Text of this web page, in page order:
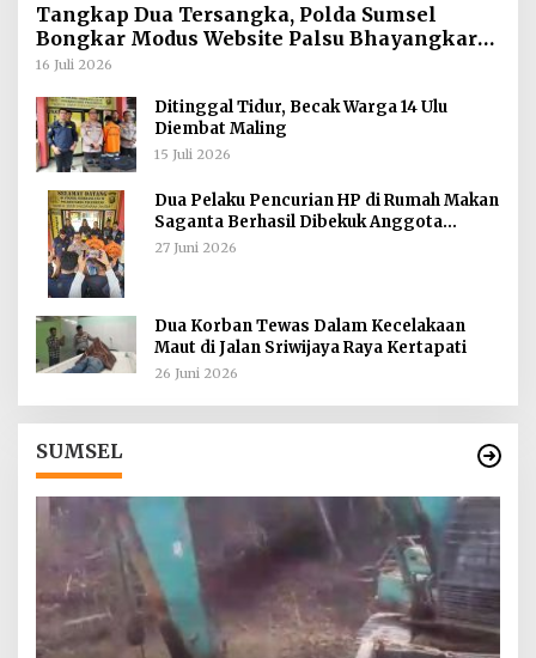
Tangkap Dua Tersangka, Polda Sumsel
Bongkar Modus Website Palsu Bhayangkara
Run
16 Juli 2026
Ditinggal Tidur, Becak Warga 14 Ulu
Diembat Maling
15 Juli 2026
Dua Pelaku Pencurian HP di Rumah Makan
Saganta Berhasil Dibekuk Anggota
Polsekta SU II Palembang !!
27 Juni 2026
Dua Korban Tewas Dalam Kecelakaan
Maut di Jalan Sriwijaya Raya Kertapati
26 Juni 2026
SUMSEL